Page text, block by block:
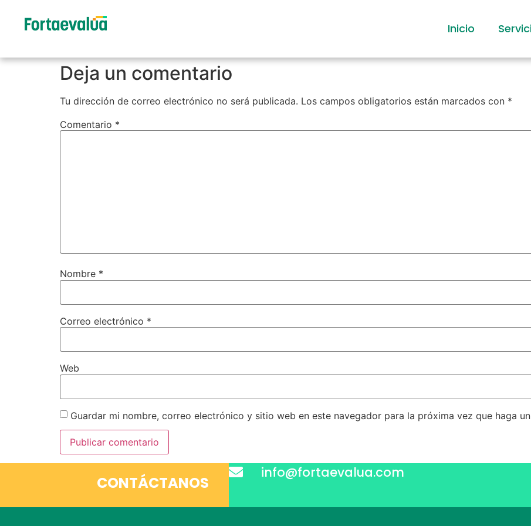
Inicio
Deja un comentario
Tu dirección de correo electrónico no será publicada. Los campos obligatorios están marcados con *
Comentario *
Nombre *
Correo electrónico *
Web
Guardar mi nombre, correo electrónico y sitio web en este navegador para la próxima vez que haga
CONTÁCTANOS
info@fortaevalua.com